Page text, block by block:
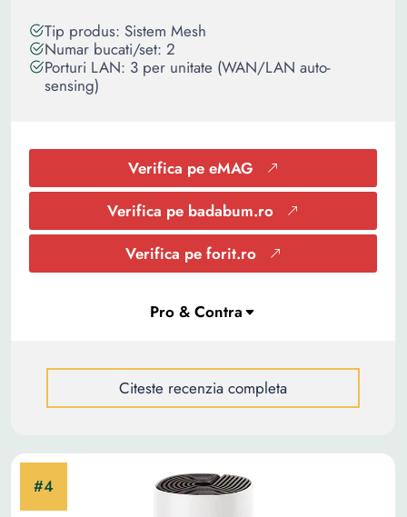
Tip produs: Sistem Mesh
Numar bucati/set: 2
Porturi LAN: 3 per unitate (WAN/LAN auto-
sensing)
Verifica pe eMAG
Verifica pe badabum.ro
Verifica pe forit.ro
Citeste recenzia completa